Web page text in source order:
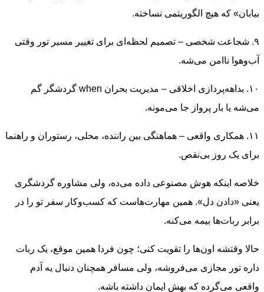
بیابان» که هیچ الگوریتمی نساخته.
۹. شجاعت شخصی – تصمیم لحظه‌ای برای تغییر مسیر تور وقتی
آب‌وهوا ناامن می‌شه.
۱۰. بداهه‌پردازی اخلاقی – مدیریت بحران when گردشگر گم
می‌شه یا بار پرواز جا می‌مونه.
۱۱. همکاری واقعی – هماهنگی بین راننده، محلی، رستوران و راهنما
برای یک روز بی‌نقص.
خلاصه اینکه هوش مصنوعی داده می‌ده، ولی مشاوره گردشگری
یعنی «دادن دل». همین مهارت‌هاست که کسب‌وکار سفر تو را در
برابر ربات‌ها بیمه می‌کنه.
حالا وقتشه اون‌ها را تقویت کنی؛ چون فردا همین موقع، یک ربات
داره تور مجازی می‌فروشه، ولی مسافر همچنان دنبال یه آدم
واقعی می‌گرده که بهش ایمان داشته باشه.